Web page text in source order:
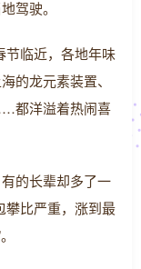
驾驶。
节临近，各地年味
的龙元素装置、
都洋溢着热闹喜
的长辈却多了一
攀比严重，涨到最